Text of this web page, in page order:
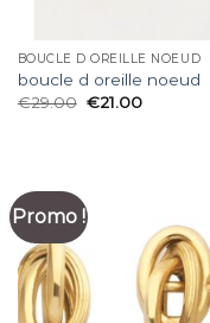
BOUCLE D OREILLE NOEUD
boucle d oreille noeud
€29.00 €21.00
Promo !